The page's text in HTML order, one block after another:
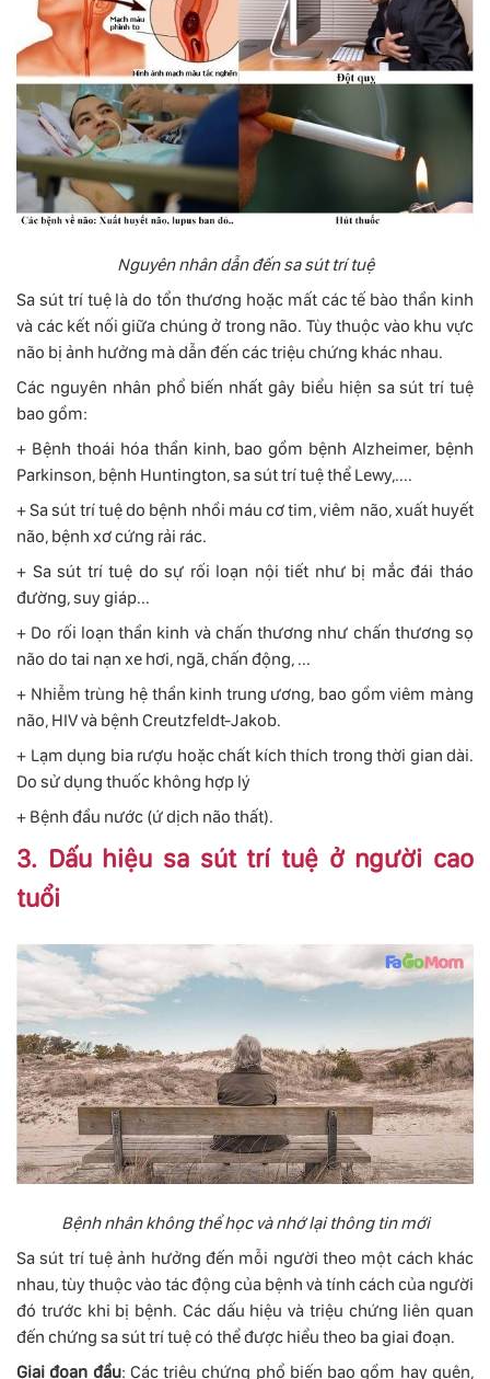
Nguyên nhân dẫn đến sa sút trí tuệ
Sa sút trí tuệ là do tổn thương hoặc mất các tế bào thần kinh
và các kết nối giữa chúng ở trong não. Tùy thuộc vào khu vực
não bị ảnh hưởng mà dẫn đến các triệu chứng khác nhau.
Các nguyên nhân phổ biến nhất gây biểu hiện sa sút trí tuệ
bao gồm:
+ Bệnh thoái hóa thần kinh, bao gồm bệnh Alzheimer, bệnh
Parkinson, bệnh Huntington, sa sút trí tuệ thể Lewy,....
+ Sa sút trí tuệ do bệnh nhồi máu cơ tim, viêm não, xuất huyết
não, bệnh xơ cứng rải rác.
+ Sa sút trí tuệ do sự rối loạn nội tiết như bị mắc đái tháo
đường, suy giáp...
+ Do rối loạn thần kinh và chấn thương như chấn thương sọ
não do tai nạn xe hơi, ngã, chấn động, ...
+ Nhiễm trùng hệ thần kinh trung ương, bao gồm viêm màng
não, HIV và bệnh Creutzfeldt-Jakob.
+ Lạm dụng bia rượu hoặc chất kích thích trong thời gian dài.
Do sử dụng thuốc không hợp lý
+ Bệnh đầu nước (ứ dịch não thất).
3. Dấu hiệu sa sút trí tuệ ở người cao
tuổi
Bệnh nhân không thể học và nhớ lại thông tin mới
Sa sút trí tuệ ảnh hưởng đến mỗi người theo một cách khác
nhau, tùy thuộc vào tác động của bệnh và tính cách của người
đó trước khi bị bệnh. Các dấu hiệu và triệu chứng liên quan
đến chứng sa sút trí tuệ có thể được hiểu theo ba giai đoạn.
Giai đoạn đầu: Các triệu chứng phổ biến bao gồm hay quên,